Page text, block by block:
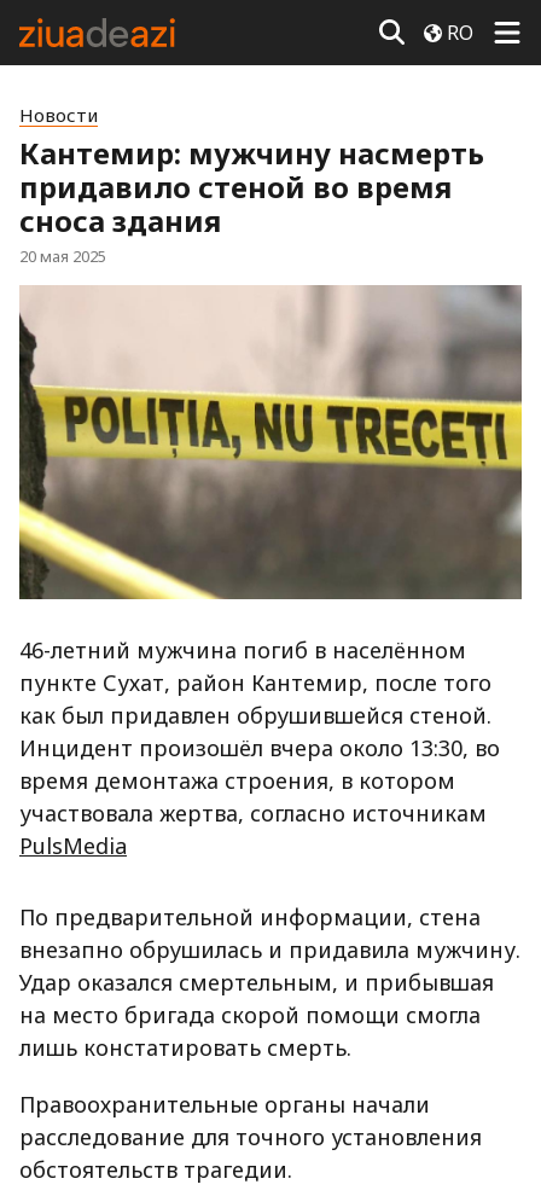
RO
Новости
Кантемир: мужчину насмерть
придавило стеной во время
сноса здания
20 мая 2025
46-летний мужчина погиб в населённом
пункте Сухат, район Кантемир, после того
как был придавлен обрушившейся стеной.
Инцидент произошёл вчера около 13:30, во
время демонтажа строения, в котором
участвовала жертва, согласно источникам
PulsMedia
По предварительной информации, стена
внезапно обрушилась и придавила мужчину.
Удар оказался смертельным, и прибывшая
на место бригада скорой помощи смогла
лишь констатировать смерть.
Правоохранительные органы начали
расследование для точного установления
обстоятельств трагедии.